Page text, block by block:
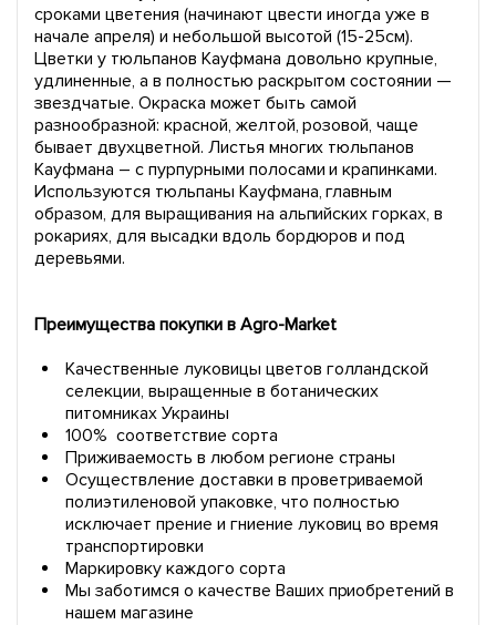
сроками цветения (начинают цвести иногда уже в
начале апреля) и небольшой высотой (15-25см).
Цветки у тюльпанов Кауфмана довольно крупные,
удлиненные, а в полностью раскрытом состоянии —
звездчатые. Окраска может быть самой
разнообразной: красной, желтой, розовой, чаще
бывает двухцветной. Листья многих тюльпанов
Кауфмана – с пурпурными полосами и крапинками.
Используются тюльпаны Кауфмана, главным
образом, для выращивания на альпийских горках, в
рокариях, для высадки вдоль бордюров и под
деревьями.
Преимущества покупки в Agro-Market
Качественные луковицы цветов голландской
селекции, выращенные в ботанических
питомниках Украины
100% соответствие сорта
Приживаемость в любом регионе страны
Осуществление доставки в проветриваемой
полиэтиленовой упаковке, что полностью
исключает прение и гниение луковиц во время
транспортировки
Маркировку каждого сорта
Мы заботимся о качестве Ваших приобретений в
нашем магазине